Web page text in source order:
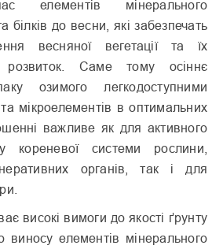
елементів мінерального
білків до весни, які забезпечать
весняної вегетації та їх
розвиток. Саме тому осіннє
озимого легкодоступними
мікроелементів в оптимальних
важливе як для активного
кореневої системи рослини,
органів, так і для
високі вимоги до якості ґрунту
елементів мінерального